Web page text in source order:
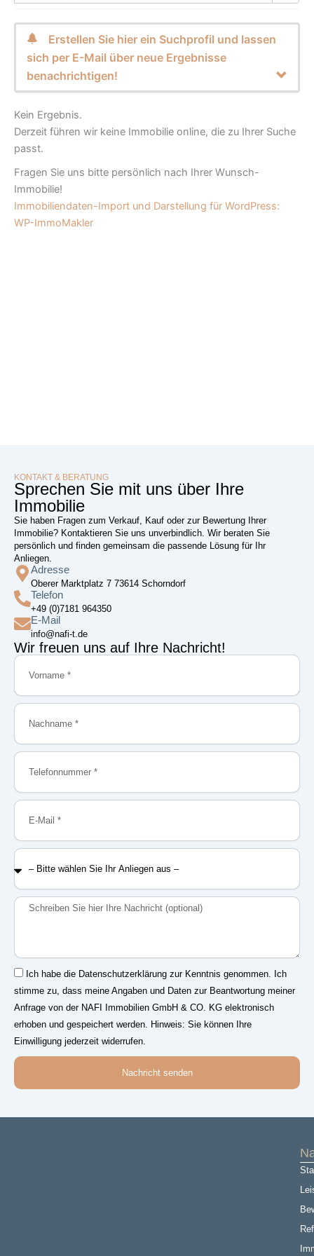
Erstellen Sie hier ein Suchprofil und lassen
sich per E-Mail über neue Ergebnisse
benachrichtigen!
Kein Ergebnis.
Derzeit führen wir keine Immobilie online, die zu Ihrer Suche
passt.
Fragen Sie uns bitte persönlich nach Ihrer Wunsch-
Immobilie!
Immobiliendaten-Import und Darstellung für WordPress:
WP-ImmoMakler
KONTAKT & BERATUNG
Sprechen Sie mit uns über Ihre
Immobilie
Sie haben Fragen zum Verkauf, Kauf oder zur Bewertung Ihrer
Immobilie? Kontaktieren Sie uns unverbindlich. Wir beraten Sie
persönlich und finden gemeinsam die passende Lösung für Ihr
Anliegen.
Adresse
Oberer Marktplatz 7 73614 Schorndorf
Telefon
+49 (0)7181 964350
E-Mail
info@nafi-t.de
Wir freuen uns auf Ihre Nachricht!
Vorname
Nachname
Telefonnummer
E-
Mail
–
Bitte
Sie
Ihr
Nachricht
Einwilligung
Ich habe die Datenschutzerklärung zur Kenntnis genommen. Ich
stimme zu, dass meine Angaben und Daten zur Beantwortung meiner
Anfrage von der NAFI Immobilien GmbH & CO. KG elektronisch
erhoben und gespeichert werden. Hinweis: Sie können Ihre
Einwilligung jederzeit widerrufen.
Nachricht senden